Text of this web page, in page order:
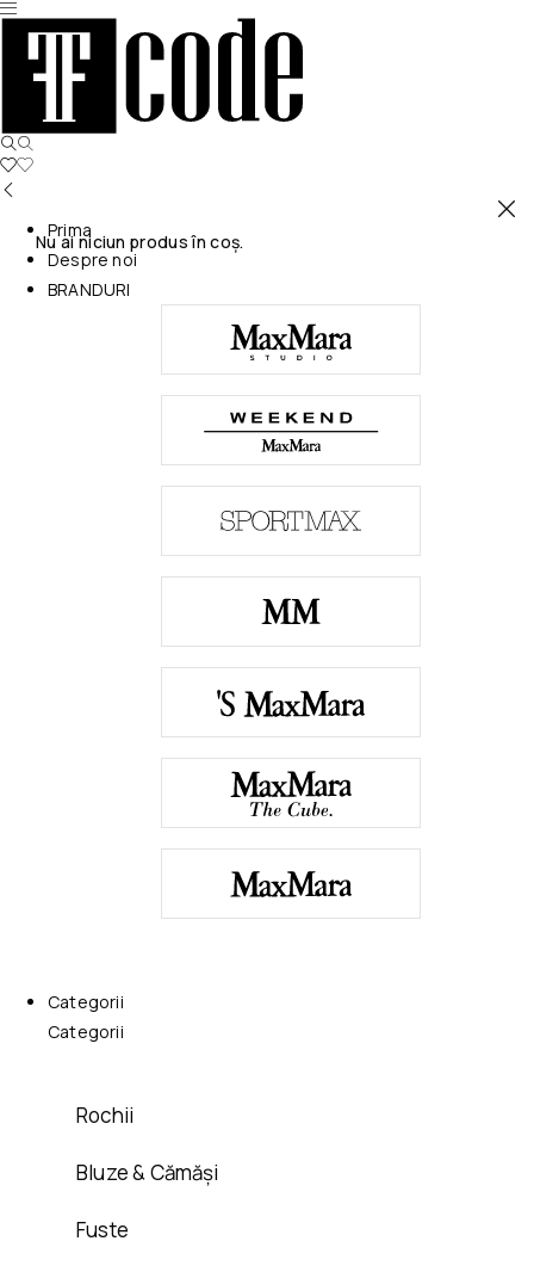
Nu ai niciun produs în coș.
Prima
Despre noi
BRANDURI
Categorii
Categorii
Rochii
Bluze & Cămăși
Fuste